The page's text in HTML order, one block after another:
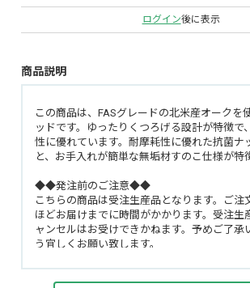
ログイン後に表示
商品説明
この商品は、FASグレードの北米産オークを
ッドです。ゆったりくつろげる設計が特徴で
性に優れています。耐摩耗性に優れた抗菌ナ
と、お手入れが簡単な無垢材すのこ仕様が特
◆◆発注前のご注意◆◆
こちらの商品は受注生産品となります。ご注
ほどお届けまでに時間がかかります。受注生
ャンセルはお受けできかねます。予めご了承
う宜しくお願い致します。
ありません。